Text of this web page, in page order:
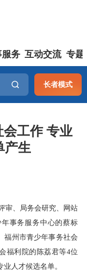
服务 互动交流 专题
长者模式
会工作 专业
产生
审、局务会研究、网站
事务服务中心的蔡标
、福州市青少年事务社会
福利院的陈荔君等4位
业人才候选名单。